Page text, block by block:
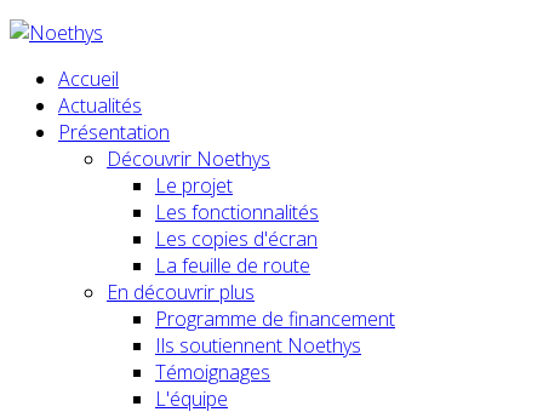
Accueil
Actualités
Présentation
Découvrir Noethys
Le projet
Les fonctionnalités
Les copies d'écran
La feuille de route
En découvrir plus
Programme de financement
Ils soutiennent Noethys
Témoignages
L'équipe